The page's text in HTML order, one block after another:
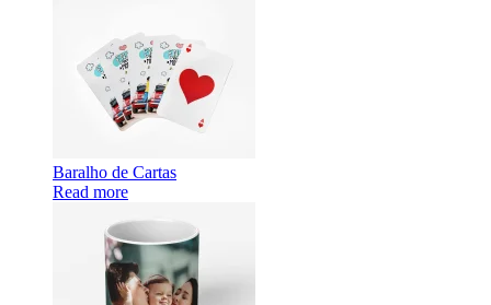
Baralho de Cartas
Read more